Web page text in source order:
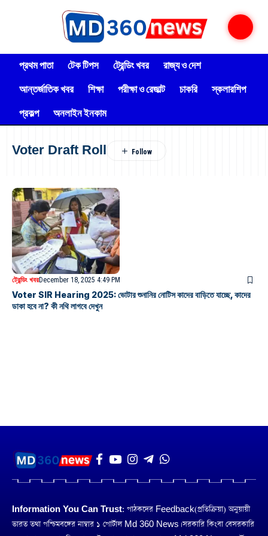
প্রথম পাতা টেক টিপস ট্রেন্ডিং খবর
রাজ্য ও দেশ
আন্তর্জাতিক খবর
শিক্ষা পরীক্ষা ও রেজাল্ট চাকরি
স্কলারশিপ
প্রকল্প
অনলাইন ইনকাম
Voter Draft Roll
ট্রেন্ডিং খবরDecember 18, 2025 4:49 PM
Voter SIR Hearing 2025: ভোটার শুনানির নোটিস কাদের বাড়িতে যাচ্ছে, কাদের
ডাকা হবে না? কী নথি লাগবে দেখুন
Information You Can Trust: পাঠকদের Feedback(প্রতিক্রিয়া) অনুয়ায়ী
ভারত তথা পশ্চিমবঙ্গের নাম্বার ১ পোর্টাল Md 360 News। সরকারি কিংবা বেসরকারি